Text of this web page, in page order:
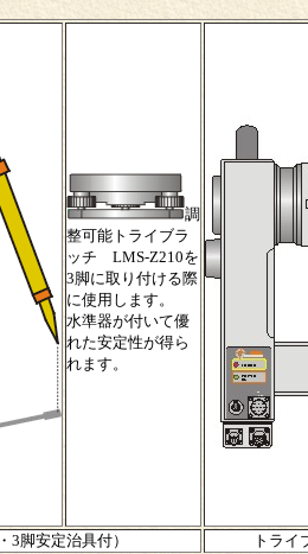
調
整可能トライブラ
ッチ LMS-Z210を
3脚に取り付ける際
に使用します。
水準器が付いて優
れた安定性が得ら
れます。
3脚安定治具付） トライ